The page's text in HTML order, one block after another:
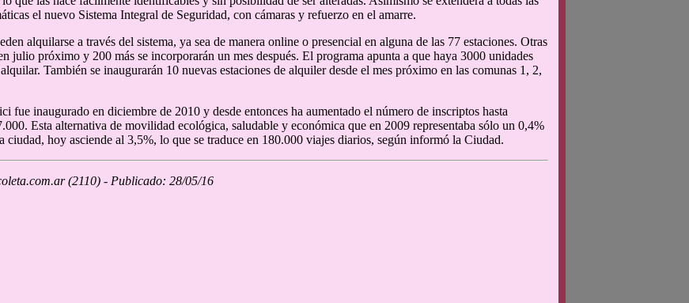
el nuevo Sistema Integral de Seguridad, con cámaras y refuerzo en el amarre.
alquilarse a través del sistema, ya sea de manera online o presencial en alguna de las 77 estaciones. Otras
julio próximo y 200 más se incorporarán un mes después. El programa apunta a que haya 3000 unidades
También se inaugurarán 10 nuevas estaciones de alquiler desde el mes próximo en las comunas 1, 2,
fue inaugurado en diciembre de 2010 y desde entonces ha aumentado el número de inscriptos hasta
Esta alternativa de movilidad ecológica, saludable y económica que en 2009 representaba sólo un 0,4%
ciudad, hoy asciende al 3,5%, lo que se traduce en 180.000 viajes diarios, según informó la Ciudad.
(2110) - Publicado: 28/05/16